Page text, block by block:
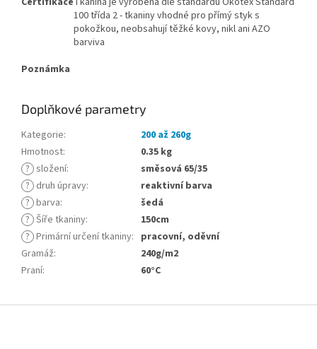
100 třída 2 - tkaniny vhodné pro přímý styk s
pokožkou, neobsahují těžké kovy, nikl ani AZO
barviva
Poznámka
Doplňkové parametry
Kategorie:
200 až 260g
Hmotnost:
0.35 kg
? složení:
směsová 65/35
? druh úpravy:
reaktivní barva
? barva:
šedá
? Šíře tkaniny:
150cm
? Primární určení tkaniny: pracovní, oděvní
Gramáž:
240g/m2
Praní: 60°C